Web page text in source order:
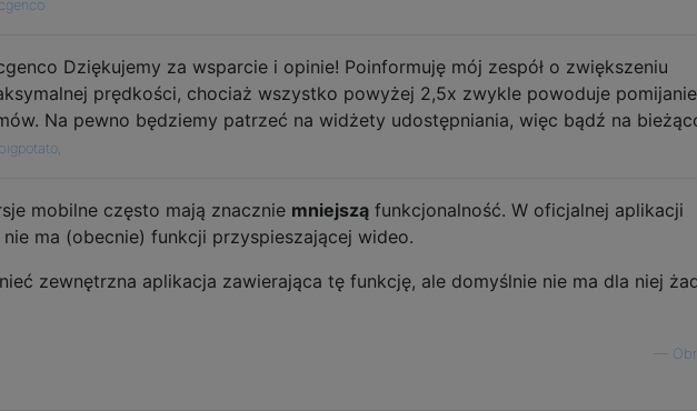
cgenco
Dziękujemy za wsparcie i opinie! Poinformuję mój zespół o zwiększeniu
prędkości, chociaż wszystko powyżej 2,5x zwykle powoduje pomijanie
Na pewno będziemy patrzeć na widżety udostępniania, więc bądź na
bigpotato,
mobilne często mają znacznie mniejszą funkcjonalność. W oficjalnej aplikacji
nie ma (obecnie) funkcji przyspieszającej wideo.
zewnętrzna aplikacja zawierająca tę funkcję, ale domyślnie nie ma dla niej